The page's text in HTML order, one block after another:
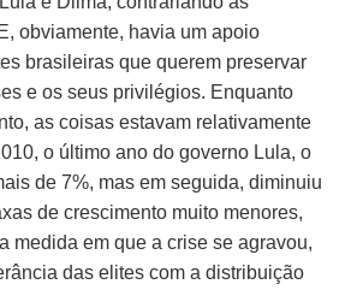
obviamente, havia um apoio
brasileiras que querem preservar
e os seus privilégios. Enquanto
as coisas estavam relativamente
o último ano do governo Lula, o
de 7%, mas em seguida, diminuiu
de crescimento muito menores,
medida em que a crise se agravou,
das elites com a distribuição